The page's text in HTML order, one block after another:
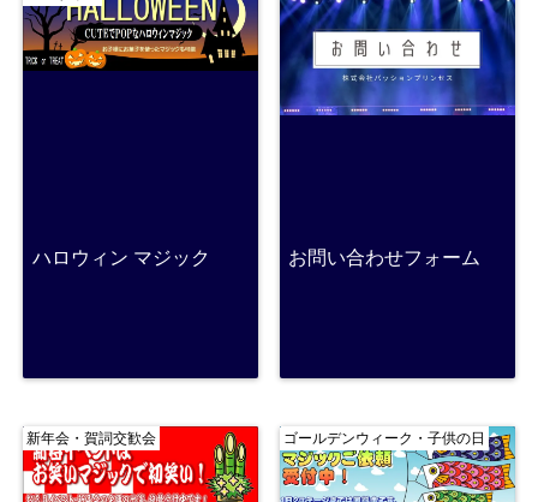
ハロウィン マジック お問い合わせフォーム
新年会・賀詞交歓会 ゴールデンウィーク・子供の日